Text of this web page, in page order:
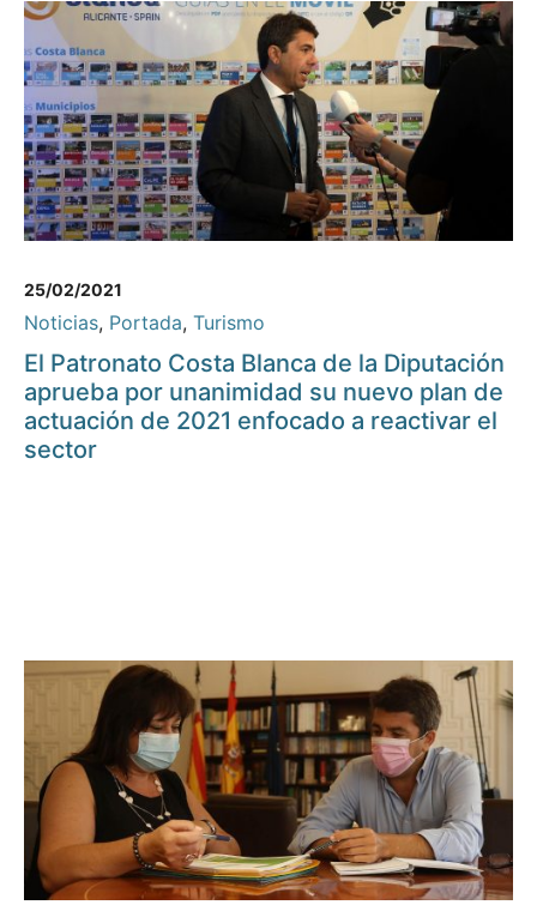
25/02/2021
Noticias, Portada, Turismo
El Patronato Costa Blanca de la Diputación
aprueba por unanimidad su nuevo plan de
actuación de 2021 enfocado a reactivar el
sector